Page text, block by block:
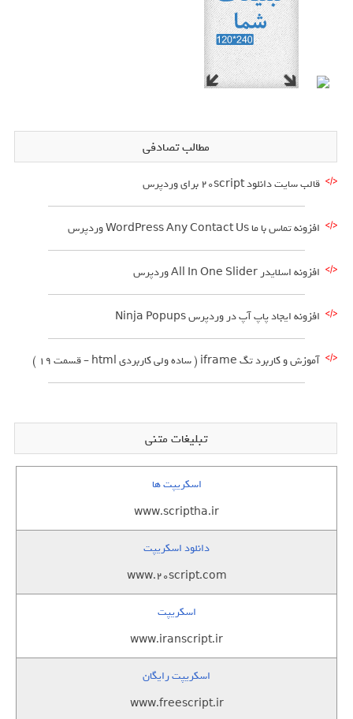
مطالب تصادفی
قالب سایت دانلود 20script برای وردپرس
افزونه تماس با ما WordPress Any Contact Us وردپرس
افزونه اسلایدر All In One Slider وردپرس
افزونه ایجاد پاپ آپ در وردپرس Ninja Popups
آموزش و کاربرد تگ iframe ( ساده ولی کاربردی html – قسمت 19 )
تبلیغات متنی
اسکریپت ها
www.scriptha.ir
دانلود اسکریپت
www.20script.com
اسکریپت
www.iranscript.ir
اسکریپت رایگان
www.freescript.ir